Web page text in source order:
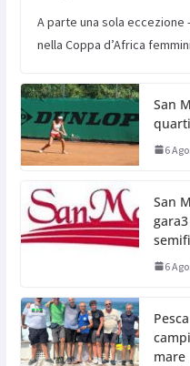
A parte una sola eccezione
nella Coppa d’Africa
San
6
San
6
mare